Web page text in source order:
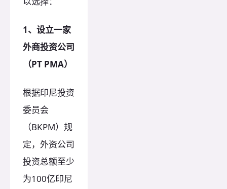
1、设立一家
外商投资公司
（PT PMA）
根据印尼投资
委员会
（BKPM）规
定，外资公司
投资总额至少
为100亿印尼